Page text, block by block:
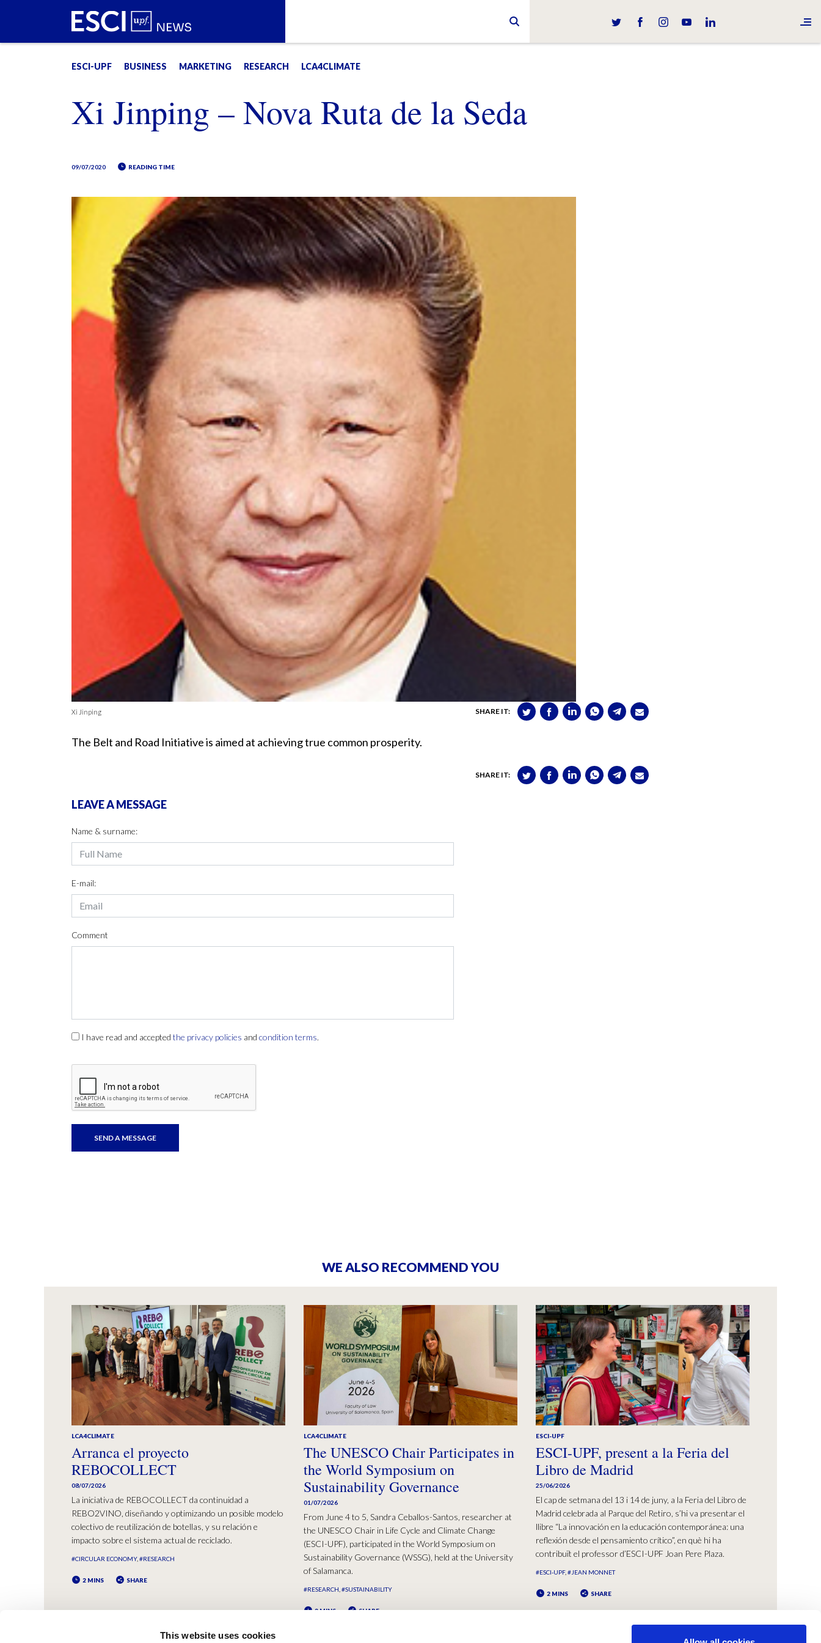
This website uses cookies
ESCI-UPF BUSINESS MARKETING RESEARCH LCA4CLIMATE
Xi Jinping – Nova Ruta de la Seda
09/07/2020 READING TIME
Xi Jinping SHARE IT:
The Belt and Road Initiative is aimed at achieving true common prosperity.
SHARE IT:
LEAVE A MESSAGE
Name & surname:
E-mail:
Comment
I have read and accepted the privacy policies and condition terms.
WE ALSO RECOMMEND YOU
LCA4CLIMATE
Arranca el proyecto
REBOCOLLECT
08/07/2026
La iniciativa de REBOCOLLECT da continuidad a
REBO2VINO, diseñando y optimizando un posible modelo
colectivo de reutilización de botellas, y su relación e
impacto sobre el sistema actual de reciclado.
#CIRCULAR ECONOMY #RESEARCH
2 MINS SHARE
LCA4CLIMATE
The UNESCO Chair Participates in
the World Symposium on
Sustainability Governance
01/07/2026
From June 4 to 5, Sandra Ceballos-Santos, researcher at
the UNESCO Chair in Life Cycle and Climate Change
(ESCI-UPF), participated in the World Symposium on
Sustainability Governance (WSSG), held at the University
of Salamanca.
#RESEARCH #SUSTAINABILITY
2 MINS SHARE
ESCI-UPF
ESCI-UPF, present a la Feria del
Libro de Madrid
25/06/2026
El cap de setmana del 13 i 14 de juny, a la Feria del Libro de
Madrid celebrada al Parque del Retiro, s’hi va presentar el
llibre “La innovación en la educación contemporánea: una
reflexión desde el pensamiento crítico”, en què hi ha
contribuït el professor d’ESCI-UPF Joan Pere Plaza.
#ESCI-UPF #JEAN MONNET
2 MINS SHARE